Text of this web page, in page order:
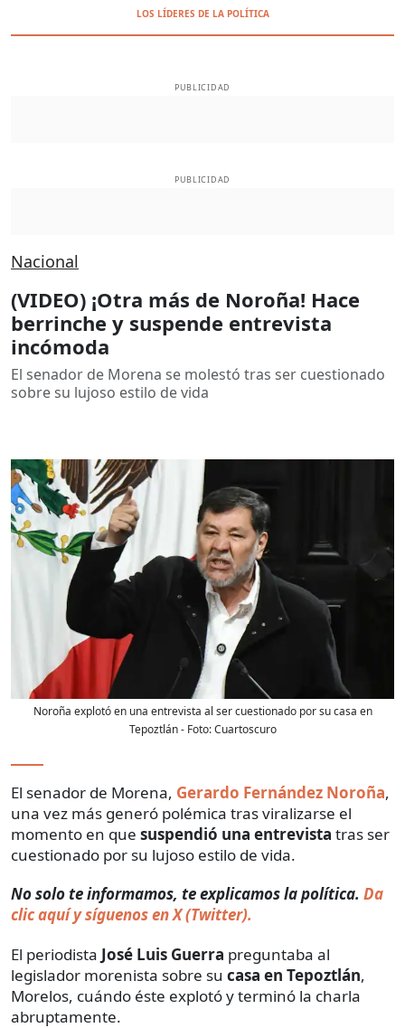
LOS LÍDERES DE LA POLÍTICA
PUBLICIDAD
PUBLICIDAD
Nacional
(VIDEO) ¡Otra más de Noroña! Hace
berrinche y suspende entrevista
incómoda
El senador de Morena se molestó tras ser cuestionado
sobre su lujoso estilo de vida
Noroña explotó en una entrevista al ser cuestionado por su casa en
Tepoztlán- Foto:Cuartoscuro
El senador de Morena, Gerardo Fernández Noroña,
una vez más generó polémica tras viralizarse el
momento en que suspendió una entrevista tras ser
cuestionado por su lujoso estilo de vida.
No solo te informamos, te explicamos la política. Da
clic aquí y síguenos en X (Twitter).
El periodista José Luis Guerra preguntaba al
legislador morenista sobre su casa en Tepoztlán,
Morelos, cuándo éste explotó y terminó la charla
abruptamente.